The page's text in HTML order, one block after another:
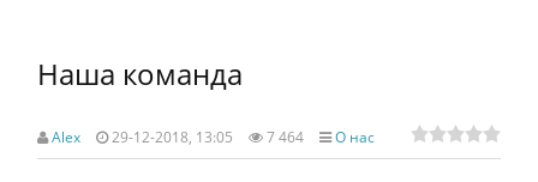
Наша команда
Alex 29-12-2018, 13:05 7 464 О нас